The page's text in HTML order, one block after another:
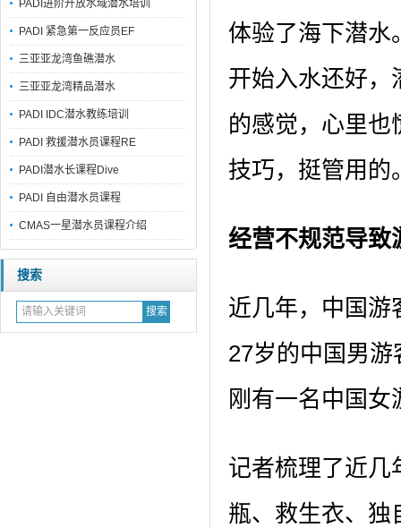
PADI进阶开放水域潜水培训
PADI 紧急第一反应员EF
三亚亚龙湾鱼礁潜水
三亚亚龙湾精品潜水
PADI IDC潜水教练培训
PADI 救援潜水员课程RE
PADI潜水长课程Dive
PADI 自由潜水员课程
CMAS一星潜水员课程介绍
搜索
体验了海下潜水
开始入水还好，
的感觉，心里也
技巧，挺管用的
经营不规范导致
近几年，中国游
27岁的中国男
刚有一名中国
记者梳理了近几
瓶、救生衣、独